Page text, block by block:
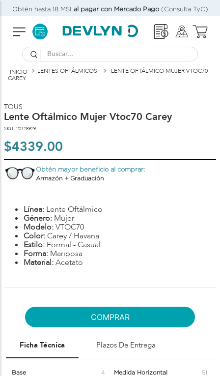
Obtén hasta 18 MSI al pagar con Mercado Pago(Consulta TyC)
Buscar...
LENTES OFTÁLMICOS
LENTE OFTÁLMICO MUJER VTOC70
CAREY
TOUS
Lente Oftálmico Mujer Vtoc70 Carey
SKU: 20128929
$4339.00
Obtén mayor beneficio al comprar:
Armazón + Graduación
Línea: Lente Oftálmico
Género: Mujer
Modelo:VTOC70
Color:Carey / Havana
Estilo: Formal - Casual
Forma: Mariposa
Material:Acetato
COMPRAR
Ficha Técnica Plazos De Entrega
Base 4 Medida Horizontal 51